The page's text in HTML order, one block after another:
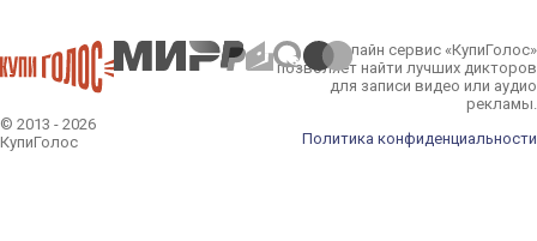
© 2013 - 2026
КупиГолос
Онлайн сервис «КупиГолос»
позволяет найти лучших дикторов
для записи видео или аудио
рекламы.
Политика конфиденциальности